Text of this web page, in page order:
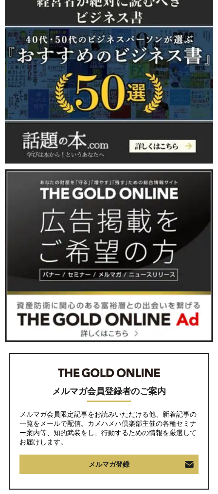
メルマガ会員登録者のご案内
メルマガ会員限定記事をお読みいただける他、新着記事の
一覧をメールで配信。カメハメハ倶楽部主催の各種セミナ
ー案内等、知的武装をし、行動するための情報を厳選して
お届けします。
メルマガ登録